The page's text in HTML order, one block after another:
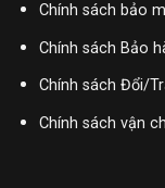
Chính sách bảo
Chính sách Bảo
Chính sách Đổi/
Chính sách vận